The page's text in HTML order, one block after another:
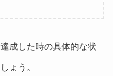
成した時の具体的な状
ょう。